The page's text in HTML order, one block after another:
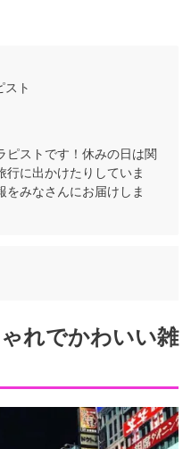
ト
ピストです！休みの日は関
に出かけたりしていま
みなさんにお届けしま
れでかわいい雑